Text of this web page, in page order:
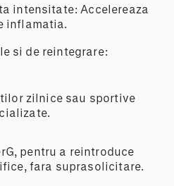
intensitate: Accelereaza
inflamatia.
si de reintegrare:
zilnice sau sportive
pentru a reintroduce
fara suprasolicitare.